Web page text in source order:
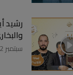
رشيد
سبتمبر 2, 2022